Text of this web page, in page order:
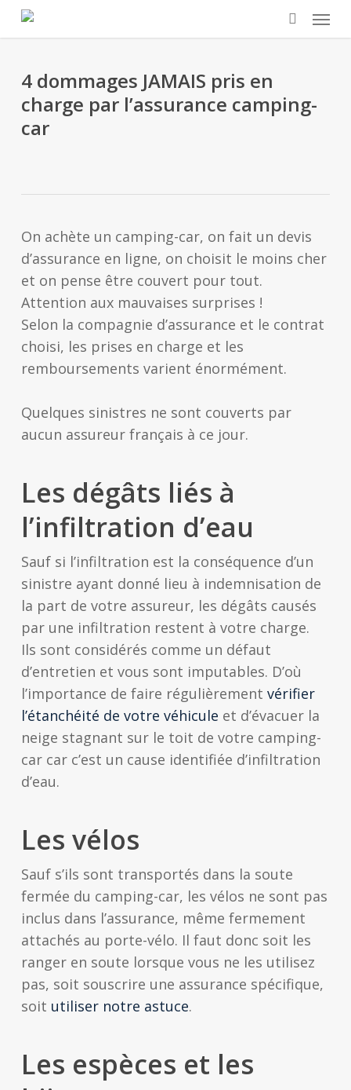
Skip
content
search
Menu
4 dommages JAMAIS pris en
charge par l’assurance camping-
car
On achète un camping-car, on fait un devis
d’assurance en ligne, on choisit le moins cher
et on pense être couvert pour tout.
Attention aux mauvaises surprises !
Selon la compagnie d’assurance et le contrat
choisi, les prises en charge et les
remboursements varient énormément.
Quelques sinistres ne sont couverts par
aucun assureur français à ce jour.
Les dégâts liés à
l’infiltration d’eau
Sauf si l’infiltration est la conséquence d’un
sinistre ayant donné lieu à indemnisation de
la part de votre assureur, les dégâts causés
par une infiltration restent à votre charge.
Ils sont considérés comme un défaut
d’entretien et vous sont imputables. D’où
l’importance de faire régulièrement vérifier
l’étanchéité de votre véhicule et d’évacuer la
neige stagnant sur le toit de votre camping-
car car c’est un cause identifiée d’infiltration
d’eau.
Les vélos
Sauf s’ils sont transportés dans la soute
fermée du camping-car, les vélos ne sont pas
inclus dans l’assurance, même fermement
attachés au porte-vélo. Il faut donc soit les
ranger en soute lorsque vous ne les utilisez
pas, soit souscrire une assurance spécifique,
soit utiliser notre astuce.
Les espèces et les